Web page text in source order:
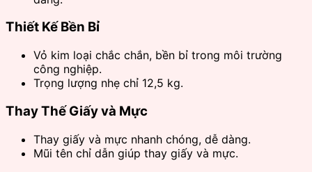
Thiết Kế Bền Bỉ
Vỏ kim loại chắc chắn, bền bỉ trong môi trường
công nghiệp.
Trọng lượng nhẹ chỉ 12,5 kg.
Thay Thế Giấy và Mực
Thay giấy và mực nhanh chóng, dễ dàng.
Mũi tên chỉ dẫn giúp thay giấy và mực.